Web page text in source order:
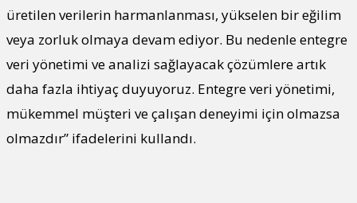
üretilen verilerin harmanlanması, yükselen bir eğilim
veya zorluk olmaya devam ediyor. Bu nedenle entegre
veri yönetimi ve analizi sağlayacak çözümlere artık
daha fazla ihtiyaç duyuyoruz. Entegre veri yönetimi,
mükemmel müşteri ve çalışan deneyimi için olmazsa
olmazdır” ifadelerini kullandı.​